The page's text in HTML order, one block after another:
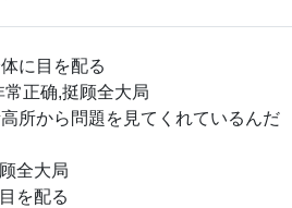
体に目を配る
常正确,挺顾全大局
所から問題を見てくれているんだ
全大局
を配る